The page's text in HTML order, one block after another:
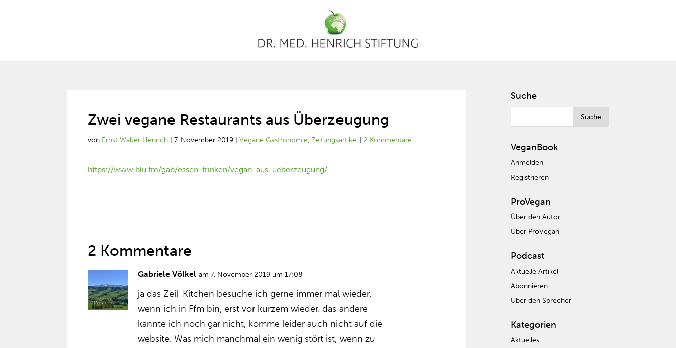
Zwei vegane Restaurants aus Überzeugung
von Ernst Walter Henrich |7. November 2019 |Vegane Gastronomie,Zeitungsartikel |2 Kommentare
https://www.blu.fm/gab/essen-trinken/vegan-aus-ueberzeugung/
2 Kommentare
Gabriele Völkel am 7. November 2019 um 17:08
ja das Zeil-Kitchen besuche ich gerne immer mal wieder,
wenn ich in Ffm bin, erst vor kurzem wieder. das andere
kannte ich noch gar nicht, komme leider auch nicht auf die
website. Was mich manchmal ein wenig stört ist, wenn zu
Suche
VeganBook
Anmelden
Registrieren
ProVegan
Über den Autor
Über ProVegan
Podcast
Aktuelle Artikel
Abonnieren
Über den Sprecher
Kategorien
Aktuelles